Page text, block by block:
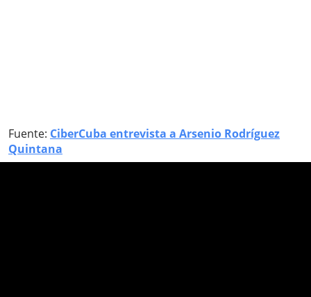
Fuente: CiberCuba entrevista a Arsenio Rodríguez
Quintana